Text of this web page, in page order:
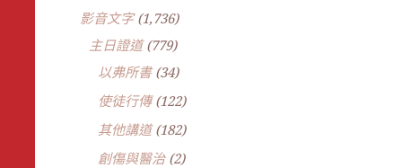
影音文字(1,736)
主日證道(779)
以弗所書(34)
使徒行傳(122)
其他講道(182)
創傷與醫治(2)